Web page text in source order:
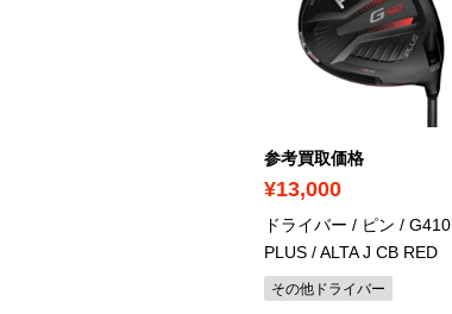
参考買取価格
¥13,000
ドライバー / ピン / G410
PLUS / ALTA J CB RED
その他ドライバー